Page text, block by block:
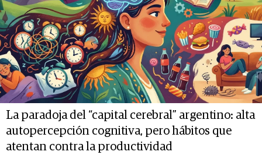
La paradoja del “capital cerebral” argentino: alta
autopercepción cognitiva, pero hábitos que
atentan contra la productividad